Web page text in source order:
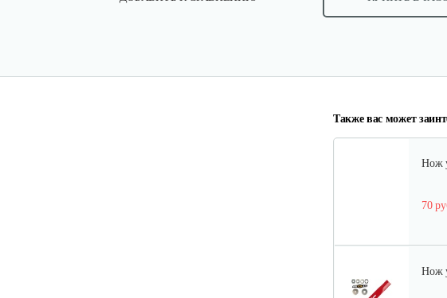
Также вас может
Нож
70
Нож